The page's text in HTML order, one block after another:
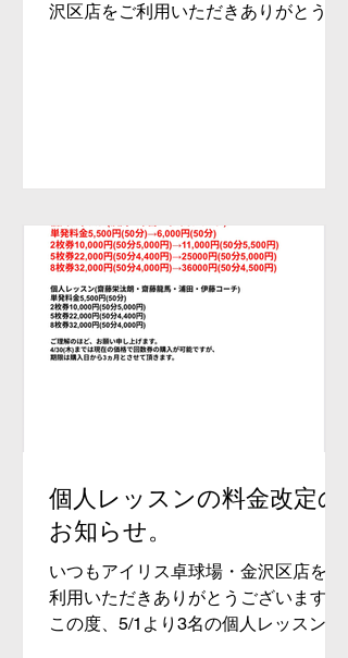
沢区店をご利用いただきありがとうご
ますので、曜日が合わなくて予約した
いコーチと曜日が合わないなども改善
されるかと思います！ 金沢区店、横須
賀店の時間割表を添付いたしますの
で、予約したいコーチの出勤日をご確
認の上、ご予約ください！ (予約シス
テムでの回数券購入等もございますの
MAIL:iristakkyuujou2066@gmail.com
住所：横浜市金沢区富岡東5丁目18-
29 2階 #アイリス卓球場 #横浜 #金沢
区 #逗子市 #卓球 横須賀店の時間割表
はこちら！
個人レッスンの料金改定の
お知らせ。
いつもアイリス卓球場・金沢区店をご
利用いただきありがとうございます。
この度、5/1より3名の個人レッスン料